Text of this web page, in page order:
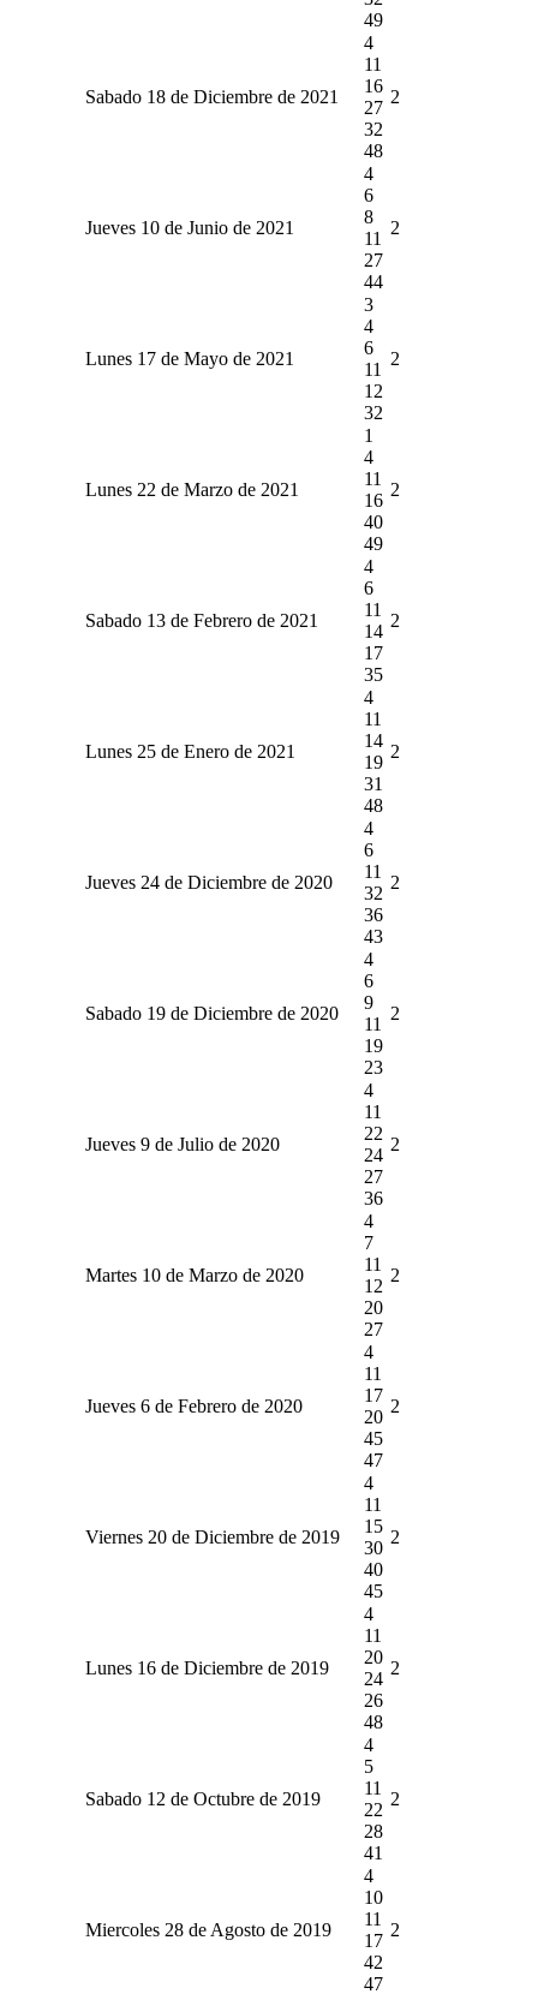
49
Sabado 18 de Diciembre de 2021
4
11
16
27
32
48
2
Jueves 10 de Junio de 2021
4
6
8
11
27
44
2
Lunes 17 de Mayo de 2021
3
4
6
11
12
32
2
Lunes 22 de Marzo de 2021
1
4
11
16
40
49
2
Sabado 13 de Febrero de 2021
4
6
11
14
17
35
2
Lunes 25 de Enero de 2021
4
11
14
19
31
48
2
Jueves 24 de Diciembre de 2020
4
6
11
32
36
43
2
Sabado 19 de Diciembre de 2020
4
6
9
11
19
23
2
Jueves 9 de Julio de 2020
4
11
22
24
27
36
2
Martes 10 de Marzo de 2020
4
7
11
12
20
27
2
Jueves 6 de Febrero de 2020
4
11
17
20
45
47
2
Viernes 20 de Diciembre de 2019
4
11
15
30
40
45
2
Lunes 16 de Diciembre de 2019
4
11
20
24
26
48
2
Sabado 12 de Octubre de 2019
4
5
11
22
28
41
2
Miercoles 28 de Agosto de 2019
4
10
11
17
42
47
2